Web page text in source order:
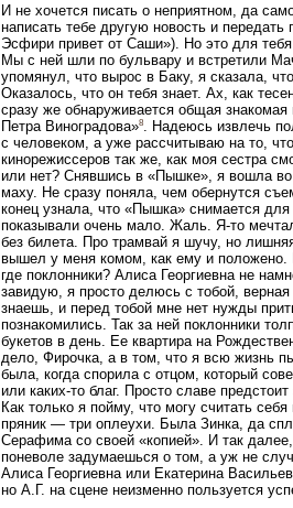
И не хочется писать о неприятном, да
написать тебе другую новость и
Эсфири привет от Саши»). Но это для
Мы с ней шли по бульвару и встретили
упомянул, что вырос в Баку, я сказала,
Оказалось, что он тебя знает. Ах, как
сразу же обнаруживается общая
Петра Виноградова»8. Надеюсь извлечь
с человеком, а уже рассчитываю на то,
кинорежиссеров так же, как моя сестра
или нет? Снявшись в «Пышке», я вошла
маху. Не сразу поняла, чем обернутся
конец узнала, что «Пышка» снимается
показывали очень мало. Жаль. Я-то
без билета. Про трамвай я шучу, но
вышел у меня комом, как ему и положено.
где поклонники? Алиса Георгиевна не
завидую, я просто делюсь с тобой,
знаешь, и перед тобой мне нет нужды
познакомились. Так за ней поклонники
букетов в день. Ее квартира на
дело, Фирочка, а в том, что я всю жизнь
была, когда спорила с отцом, который
или каких-то благ. Просто славе
Как только я пойму, что могу считать
пряник — три оплеухи. Была Зинка, да
Серафима со своей «копией». И так
поневоле задумаешься о том, а уж не
Алиса Георгиевна или Екатерина
но А.Г. на сцене неизменно пользуется